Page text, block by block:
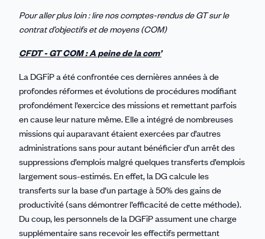
Pour aller plus loin : lire nos comptes-rendus de GT sur le
contrat d’objectifs et de moyens (COM)
CFDT - GT COM : A peine de la com’
La DGFiP a été confrontée ces dernières années à de
profondes réformes et évolutions de procédures modifiant
profondément l’exercice des missions et remettant parfois
en cause leur nature même. Elle a intégré de nombreuses
missions qui auparavant étaient exercées par d’autres
administrations sans pour autant bénéficier d’un arrêt des
suppressions d’emplois malgré quelques transferts d’emplois
largement sous-estimés. En effet, la DG calcule les
transferts sur la base d’un partage à 50% des gains de
productivité (sans démontrer l’efficacité de cette méthode).
Du coup, les personnels de la DGFiP assument une charge
supplémentaire sans recevoir les effectifs permettant